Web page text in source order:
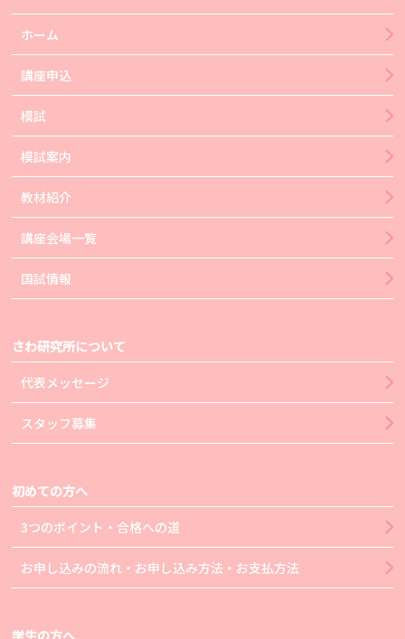
ホーム
講座申込
模試
模試案内
教材紹介
講座会場一覧
国試情報
さわ研究所について
代表メッセージ
スタッフ募集
初めての方へ
3つのポイント・合格への道
お申し込みの流れ・お申し込み方法・お支払方法